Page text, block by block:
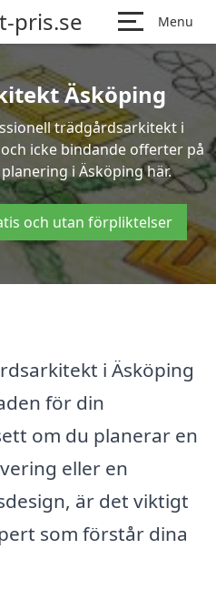
pris.se Menu
Äsköping
trädgårdsarkitekt i
icke bindande offerter på
i Äsköping här.
och utan förpliktelser
i Äsköping
för din
om du planerar en
eller en
är det viktigt
som förstår dina